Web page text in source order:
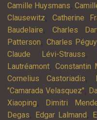
Camille Huysmans,
Clausewitz,Catherine
Baudelaire, Charles
Patterson, Charles Péguy
Claude Lévi-Strauss
Lautréamont, Constantin
Cornelius Castoriadis,
"Camarada Velasquez",
Xiaoping, Dimitri
Degas, Edgar Lalmand,